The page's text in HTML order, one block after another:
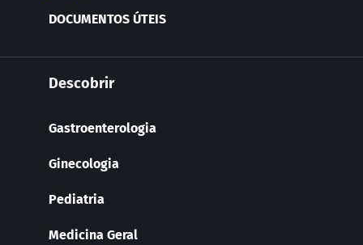
DOCUMENTOS ÚTEIS
Descobrir
Gastroenterologia
Ginecologia
Pediatria
Medicina Geral